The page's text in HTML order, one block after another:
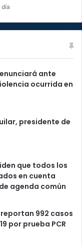
día
ante
ocurrida en
presidente de
que todos los
en cuenta
agenda común
992 casos
por prueba PCR